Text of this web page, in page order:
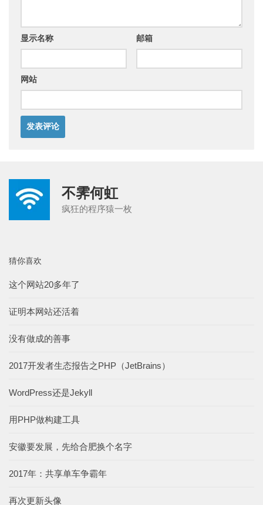
显示名称 邮箱
网站
不霁何虹
疯狂的程序猿一枚
猜你喜欢
这个网站20多年了
证明本网站还活着
没有做成的善事
2017开发者生态报告之PHP（JetBrains）
WordPress还是Jekyll
用PHP做构建工具
安徽要发展，先给合肥换个名字
2017年：共享单车争霸年
再次更新头像